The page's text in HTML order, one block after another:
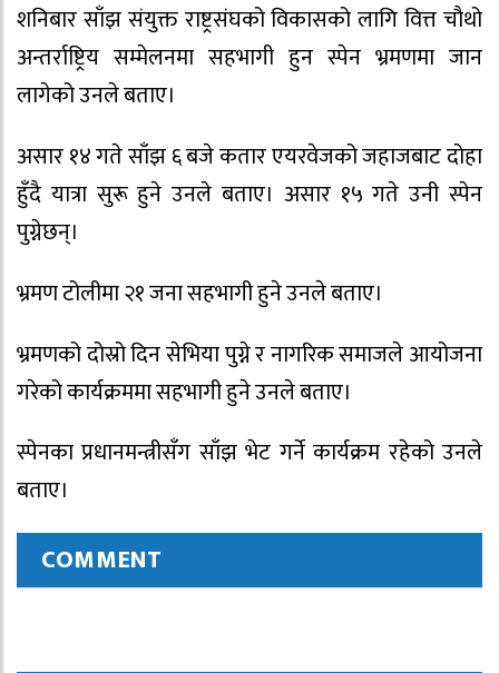
शनिबार साँझ संयुक्त राष्ट्रसंघको विकासको लागि वित्त चौथो
अन्तर्राष्ट्रिय सम्मेलनमा सहभागी हुन स्पेन भ्रमणमा जान
लागेको उनले बताए।
असार १४ गते साँझ ६ बजे कतार एयरवेजको जहाजबाट दोहा
हुँदै यात्रा सुरू हुने उनले बताए। असार १५ गते उनी स्पेन
पुग्नेछन्।
भ्रमण टोलीमा २१ जना सहभागी हुने उनले बताए।
भ्रमणको दोस्रो दिन सेभिया पुग्ने र नागरिक समाजले आयोजना
गरेको कार्यक्रममा सहभागी हुने उनले बताए।
स्पेनका प्रधानमन्त्रीसँग साँझ भेट गर्ने कार्यक्रम रहेको उनले
बताए।
COMMENT